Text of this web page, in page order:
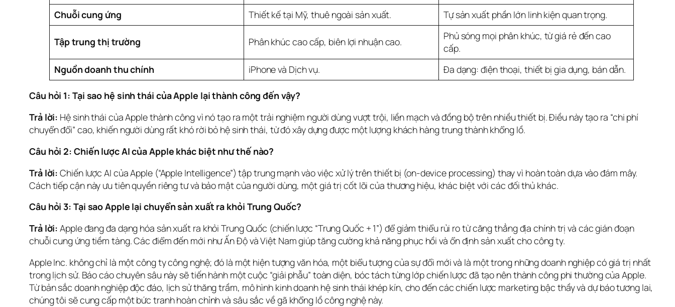
Chuỗi cung ứng Thiết kế tại Mỹ, thuê ngoài sản xuất. Tự sản xuất phần lớn linh kiện quan trọng.
Tập trung thị trường Phân khúc cao cấp, biên lợi nhuận cao.
Phủ sóng mọi phân khúc, từ giá rẻ đến cao
cấp.
Nguồn doanh thu chính
iPhone và Dịch vụ. Đa dạng: điện thoại, thiết bị gia dụng, bán dẫn.
Câu hỏi 1: Tại sao hệ sinh thái của Apple lại thành công đến vậy?
Trả lời: Hệ sinh thái của Apple thành công vì nó tạo ra một trải nghiệm người dùng vượt trội, liền mạch và đồng bộ trên nhiều thiết bị. Điều này tạo ra “chi phí
chuyển đổi” cao, khiến người dùng rất khó rời bỏ hệ sinh thái, từ đó xây dựng được một lượng khách hàng trung thành khổng lồ.
Câu hỏi 2: Chiến lược AI của Apple khác biệt như thế nào?
Trả lời: Chiến lược AI của Apple (“Apple Intelligence”) tập trung mạnh vào việc xử lý trên thiết bị (on-device processing) thay vì hoàn toàn dựa vào đám mây.
Cách tiếp cận này ưu tiên quyền riêng tư và bảo mật của người dùng, một giá trị cốt lõi của thương hiệu, khác biệt với các đối thủ khác.
Câu hỏi 3: Tại sao Apple lại chuyển sản xuất ra khỏi Trung Quốc?
Trả lời: Apple đang đa dạng hóa sản xuất ra khỏi Trung Quốc (chiến lược “Trung Quốc + 1”) để giảm thiểu rủi ro từ căng thẳng địa chính trị và các gián đoạn
chuỗi cung ứng tiềm tàng. Các điểm đến mới như Ấn Độ và Việt Nam giúp tăng cường khả năng phục hồi và ổn định sản xuất cho công ty.
Apple Inc. không chỉ là một công ty công nghệ; đó là một hiện tượng văn hóa, một biểu tượng của sự đổi mới và là một trong những doanh nghiệp có giá trị nhất
trong lịch sử. Báo cáo chuyên sâu này sẽ tiến hành một cuộc “giải phẫu” toàn diện, bóc tách từng lớp chiến lược đã tạo nên thành công phi thường của Apple.
Từ bản sắc doanh nghiệp độc đáo, lịch sử thăng trầm, mô hình kinh doanh hệ sinh thái khép kín, cho đến các chiến lược marketing bậc thầy và dự báo tương lai,
chúng tôi sẽ cung cấp một bức tranh hoàn chỉnh và sâu sắc về gã khổng lồ công nghệ này.